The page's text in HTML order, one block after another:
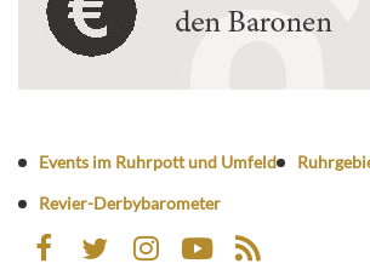
Events im Ruhrpott und Umfeld
Revier-Derbybarometer